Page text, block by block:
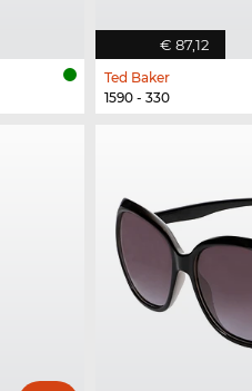
€ 87,12
Ted Baker
1590 - 330